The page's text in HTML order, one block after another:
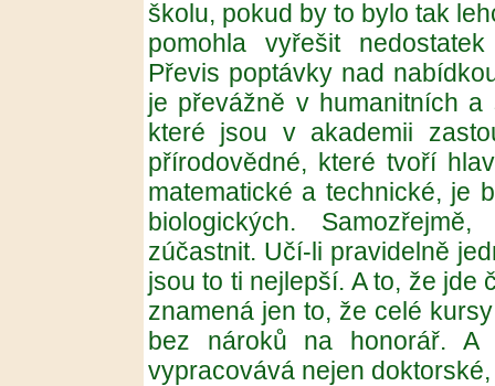
školu, pokud by to bylo tak
pomohla vyřešit
Převis poptávky nad
je převážně v humanitních a
které jsou v akademii
přírodovědné, které tvoří
matematické a technické, je
biologických.
zúčastnit. Učí-li pravidelně
jsou to ti nejlepší. A to, že jde
znamená jen to, že celé
bez nároků na honorář. A
vypracovává nejen